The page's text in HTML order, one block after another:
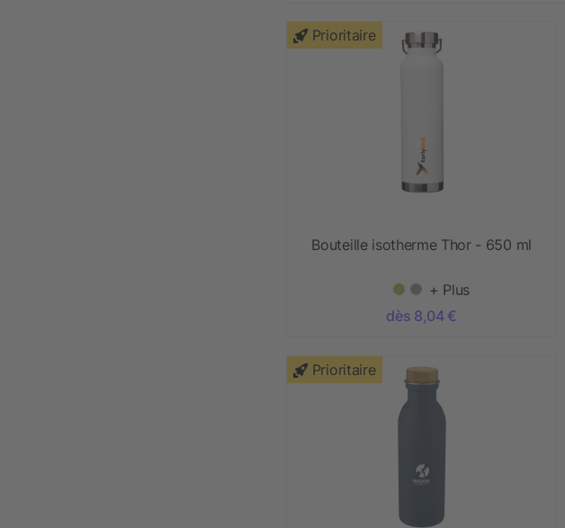
Prioritaire
Bouteille isotherme Thor - 650 ml
+ Plus
dès 8,04 €
Prioritaire